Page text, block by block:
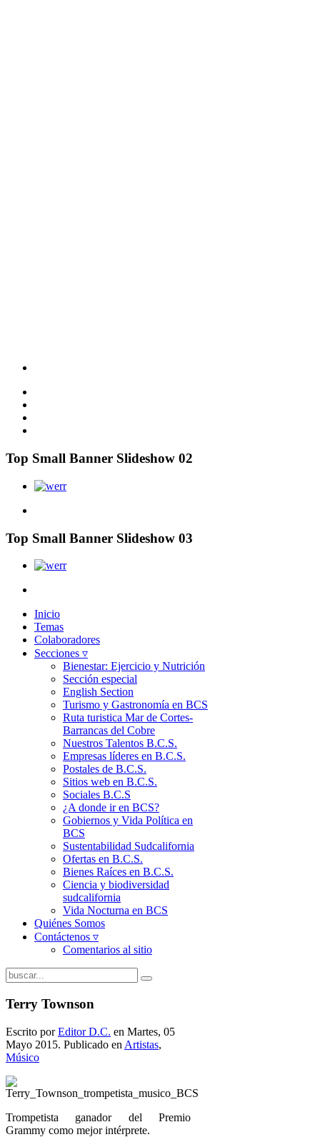
Top Small Banner Slideshow 02
Top Small Banner Slideshow 03
Inicio
Temas
Colaboradores
Secciones ▿
Bienestar: Ejercicio y Nutrición
Sección especial
English Section
Turismo y Gastronomía en BCS
Ruta turistica Mar de Cortes-
Barrancas del Cobre
Nuestros Talentos B.C.S.
Empresas líderes en B.C.S.
Postales de B.C.S.
Sitios web en B.C.S.
Sociales B.C.S
¿A donde ir en BCS?
Gobiernos y Vida Política en
BCS
Sustentabilidad Sudcalifornia
Ofertas en B.C.S.
Bienes Raíces en B.C.S.
Ciencia y biodiversidad
sudcalifornia
Vida Nocturna en BCS
Quiénes Somos
Contáctenos ▿
Comentarios al sitio
Terry Townson
Escrito porEditor D.C. en Martes, 05
Mayo 2015. Publicado en Artistas,
Músico
Trompetista ganador del Premio
Grammy como mejor intérprete.